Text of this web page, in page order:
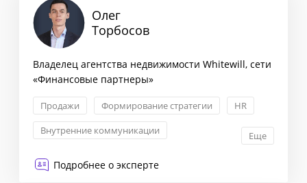
Олег
Торбосов
Владелец агентства недвижимости Whitewill, сети
«Финансовые партнеры»
Продажи Формирование стратегии
HR
Внутренние коммуникации
Еще
Подробнее о эксперте